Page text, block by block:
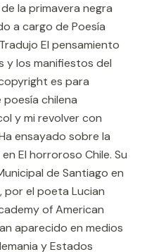
la primavera negra
a cargo de Poesía
El pensamiento
y los manifiestos del
es para
poesía chilena
y mi revolver con
ensayado sobre la
El horroroso Chile. Su
de Santiago en
por el poeta Lucian
of American
aparecido en medios
y Estados